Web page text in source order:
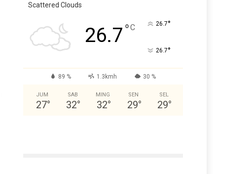
Scattered Clouds
26.7°C 26.7°
26.7°
89 % 1.3kmh 30 %
JUM
27°
SAB
32°
MING
32°
SEN
29°
SEL
29°